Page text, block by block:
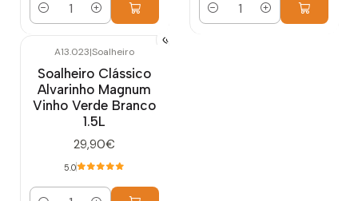
Cantidad Cantidad
A13.023|Soalheiro
Soalheiro Clássico
Alvarinho Magnum
Vinho Verde Branco
1.5L
29,90€
5.0